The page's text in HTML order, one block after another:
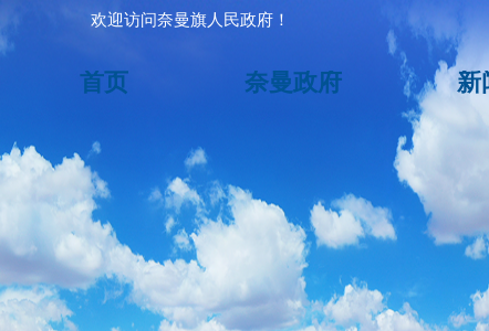
欢迎访问奈曼旗人民政府！
首页 奈曼政府 新